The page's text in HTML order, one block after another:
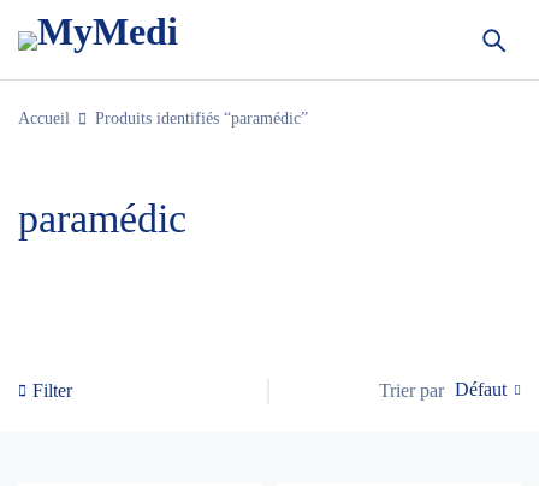
Accueil Produits identifiés “paramédic”
paramédic
Filter Trier par Défaut